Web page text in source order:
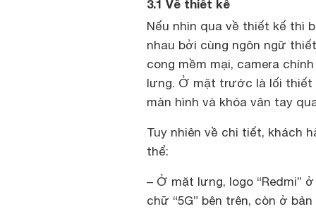
3.1 Về thiết kế
Nếu nhìn qua về thiết kế thì
nhau bởi cùng ngôn ngữ
cong mềm mại, camera
lưng. Ở mặt trước là lối thiết
màn hình và khóa vân tay
Tuy nhiên về chi tiết, khách
thể:
– Ở mặt lưng, logo “Redmi”
chữ “5G” bên trên, còn ở